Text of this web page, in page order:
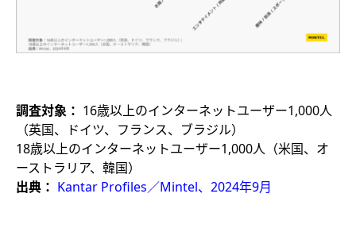
調査対象： 16歳以上のインターネットユーザー1,000人
（英国、ドイツ、フランス、ブラジル）​
18歳以上のインターネットユーザー1,000人（米国、オ
ーストラリア、韓国）​
出典： Kantar Profiles／Mintel、2024年9月